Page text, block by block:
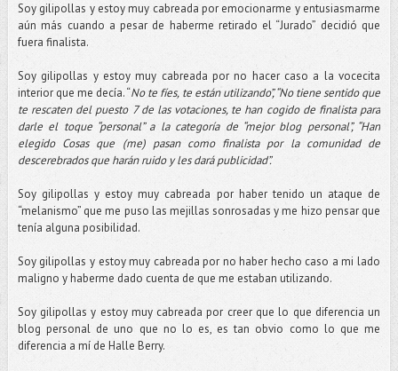
Soy gilipollas y estoy muy cabreada por emocionarme y entusiasmarme
aún más cuando a pesar de haberme retirado el “Jurado” decidió que
fuera finalista.
Soy gilipollas y estoy muy cabreada por no hacer caso a la vocecita
interior que me decía. “No te fíes, te están utilizando”, “No tiene sentido que
te rescaten del puesto 7 de las votaciones, te han cogido de finalista para
darle el toque “personal” a la categoría de “mejor blog personal”, “Han
elegido Cosas que (me) pasan como finalista por la comunidad de
descerebrados que harán ruido y les dará publicidad”.
Soy gilipollas y estoy muy cabreada por haber tenido un ataque de
“melanismo” que me puso las mejillas sonrosadas y me hizo pensar que
tenía alguna posibilidad.
Soy gilipollas y estoy muy cabreada por no haber hecho caso a mi lado
maligno y haberme dado cuenta de que me estaban utilizando.
Soy gilipollas y estoy muy cabreada por creer que lo que diferencia un
blog personal de uno que no lo es, es tan obvio como lo que me
diferencia a mí de Halle Berry.